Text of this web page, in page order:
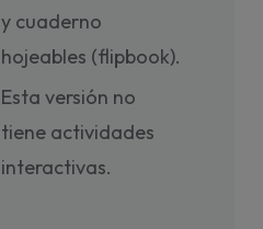
y cuaderno
hojeables (flipbook).
Esta versión no
tiene actividades
interactivas.